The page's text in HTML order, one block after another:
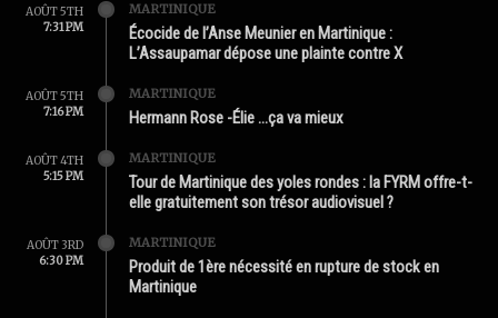
AOÛT 5TH
7:31 PM
MARTINIQUE
Écocide de l’Anse Meunier en Martinique :
L’Assaupamar dépose une plainte contre X
AOÛT 5TH
7:16 PM
MARTINIQUE
Hermann Rose -Élie …ça va mieux
AOÛT 4TH
5:15 PM
MARTINIQUE
Tour de Martinique des yoles rondes : la FYRM offre-t-
elle gratuitement son trésor audiovisuel ?
AOÛT 3RD
6:30 PM
MARTINIQUE
Produit de 1ère nécessité en rupture de stock en
Martinique